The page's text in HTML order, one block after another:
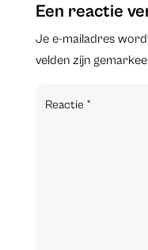
Een reactie
Je e-mailadres
velden zijn